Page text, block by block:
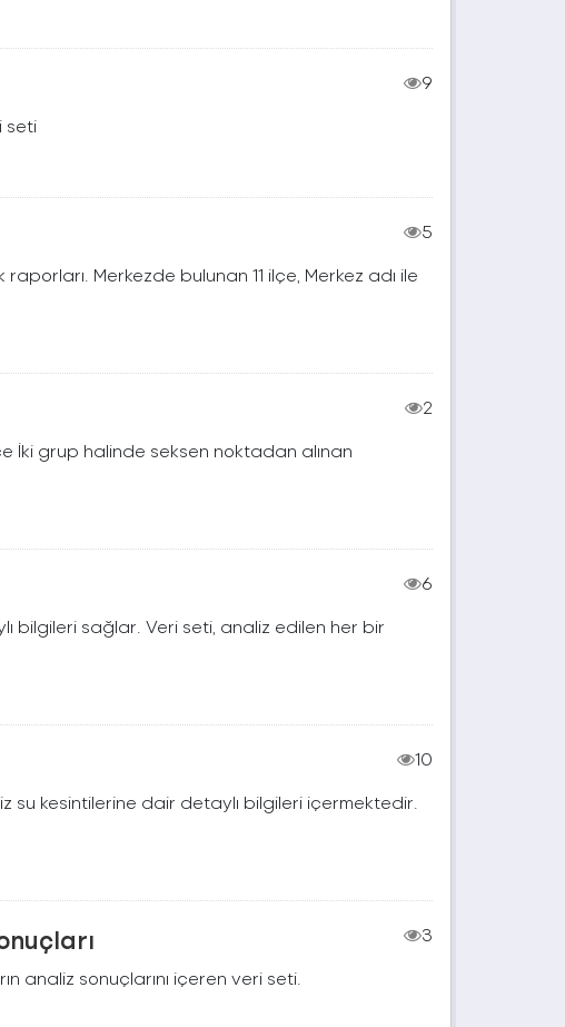
9
seti
5
raporları. Merkezde bulunan 11 ilçe, Merkez adı ile
2
İki grup halinde seksen noktadan alınan
6
bilgileri sağlar. Veri seti, analiz edilen her bir
10
su kesintilerine dair detaylı bilgileri içermektedir.
3
analiz sonuçlarını içeren veri seti.